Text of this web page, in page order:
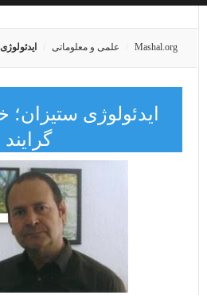
Mashal.org علمی و معلوماتی
ایدئولوژی ستیزان؛
گرایند